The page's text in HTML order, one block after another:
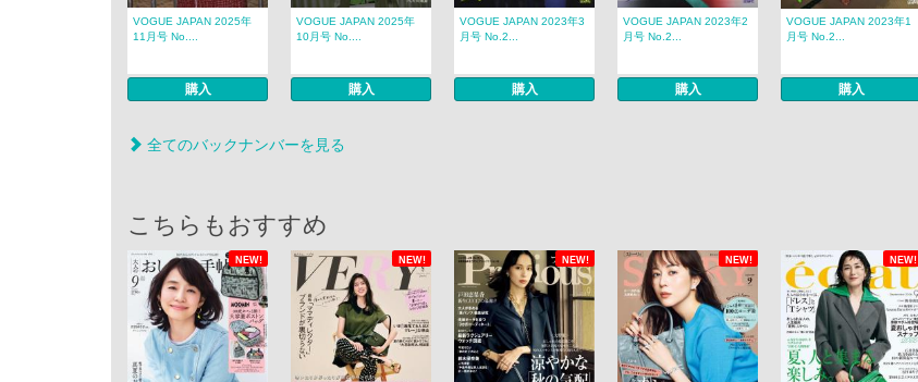
VOGUE JAPAN 2025年
11月号 No....
購入
VOGUE JAPAN 2025年
10月号 No....
購入
VOGUE JAPAN 2023年3
月号 No.2...
購入
VOGUE JAPAN 2023年2
月号 No.2...
購入
VOGUE JAPAN 2023年1
月号 No.2...
購入
全てのバックナンバーを見る
こちらもおすすめ
NEW! NEW! NEW! NEW! NEW!